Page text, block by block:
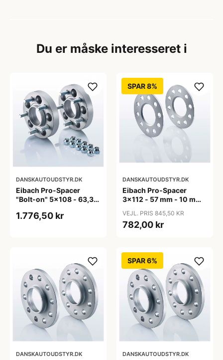
Du er måske interesseret i
DANSKAUTOUDSTYR.DK
Eibach Pro-Spacer
"Bolt-on" 5x108 - 63,3
1.776,50 kr
SPAR 8%
DANSKAUTOUDSTYR.DK
Eibach Pro-Spacer
3x112 - 57 mm - 10 mm
VEJL. PRIS 845,50 KR
782,00 kr
DANSKAUTOUDSTYR.DK
SPAR 6%
DANSKAUTOUDSTYR.DK